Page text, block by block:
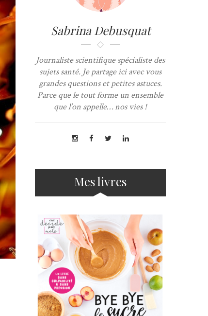
Sabrina Debusquat
Journaliste scientifique spécialiste des
sujets santé. Je partage ici avec vous
grandes questions et petites astuces.
Parce que le tout forme un ensemble
que l’on appelle… nos vies !
Mes livres